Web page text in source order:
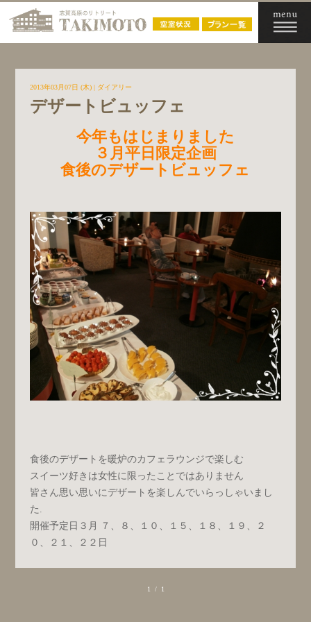
2013年03月07日 (木)| ダイアリー
デザートビュッフェ
今年もはじまりました
３月平日限定企画
食後のデザートビュッフェ
食後のデザートを暖炉のカフェラウンジで楽しむ
スイーツ好きは女性に限ったことではありません
皆さん思い思いにデザートを楽しんでいらっしゃいまし
た.
開催予定日３月 ７、８、１０、１５、１８、１９、２
０、２１、２２日
1 / 1